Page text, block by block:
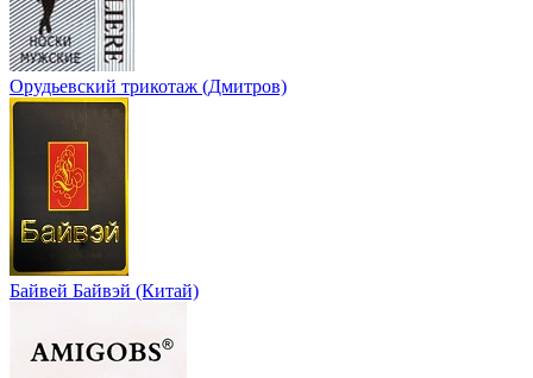
Орудьевский трикотаж (Дмитров)
Байвей Байвэй (Китай)